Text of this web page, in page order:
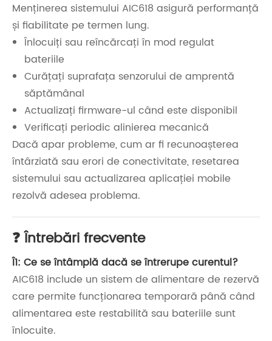
Menținerea sistemului AIC618 asigură performanță
și fiabilitate pe termen lung.
Înlocuiți sau reîncărcați în mod regulat
bateriile
Curățați suprafața senzorului de amprentă
săptămânal
Actualizați firmware-ul când este disponibil
Verificați periodic alinierea mecanică
Dacă apar probleme, cum ar fi recunoașterea
întârziată sau erori de conectivitate, resetarea
sistemului sau actualizarea aplicației mobile
rezolvă adesea problema.
❓ Întrebări frecvente
Î1: Ce se întâmplă dacă se întrerupe curentul?
AIC618 include un sistem de alimentare de rezervă
care permite funcționarea temporară până când
alimentarea este restabilită sau bateriile sunt
înlocuite.